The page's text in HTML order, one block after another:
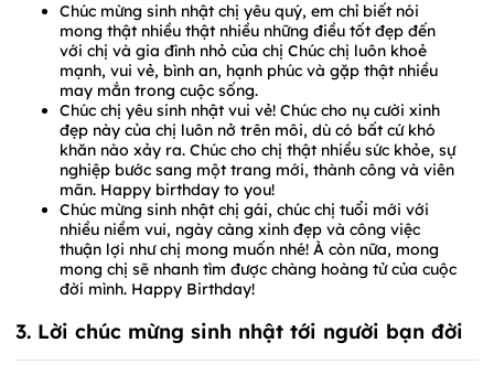
Chúc mừng sinh nhật chị yêu quý, em chỉ biết nói
mong thật nhiều thật nhiều những điều tốt đẹp đến
với chị và gia đình nhỏ của chị Chúc chị luôn khoẻ
mạnh, vui vẻ, bình an, hạnh phúc và gặp thật nhiều
may mắn trong cuộc sống.
Chúc chị yêu sinh nhật vui vẻ! Chúc cho nụ cười xinh
đẹp này của chị luôn nở trên môi, dù có bất cứ khó
khăn nào xảy ra. Chúc cho chị thật nhiều sức khỏe, sự
nghiệp bước sang một trang mới, thành công và viên
mãn. Happy birthday to you!
Chúc mừng sinh nhật chị gái, chúc chị tuổi mới với
nhiều niềm vui, ngày càng xinh đẹp và công việc
thuận lợi như chị mong muốn nhé! À còn nữa, mong
mong chị sẽ nhanh tìm được chàng hoàng tử của cuộc
đời mình. Happy Birthday!
3. Lời chúc mừng sinh nhật tới người bạn đời